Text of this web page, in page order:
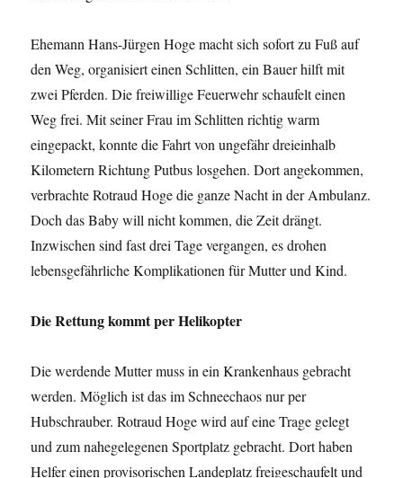
Ehemann Hans-Jürgen Hoge macht sich sofort zu Fuß auf
den Weg, organisiert einen Schlitten, ein Bauer hilft mit
zwei Pferden. Die freiwillige Feuerwehr schaufelt einen
Weg frei. Mit seiner Frau im Schlitten richtig warm
eingepackt, konnte die Fahrt von ungefähr dreieinhalb
Kilometern Richtung Putbus losgehen. Dort angekommen,
verbrachte Rotraud Hoge die ganze Nacht in der Ambulanz.
Doch das Baby will nicht kommen, die Zeit drängt.
Inzwischen sind fast drei Tage vergangen, es drohen
lebensgefährliche Komplikationen für Mutter und Kind.
Die Rettung kommt per Helikopter
Die werdende Mutter muss in ein Krankenhaus gebracht
werden. Möglich ist das im Schneechaos nur per
Hubschrauber. Rotraud Hoge wird auf eine Trage gelegt
und zum nahegelegenen Sportplatz gebracht. Dort haben
Helfer einen provisorischen Landeplatz freigeschaufelt und